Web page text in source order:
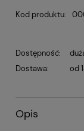
Kod produktu:
Dostępność:
Dostawa:
od
Opis